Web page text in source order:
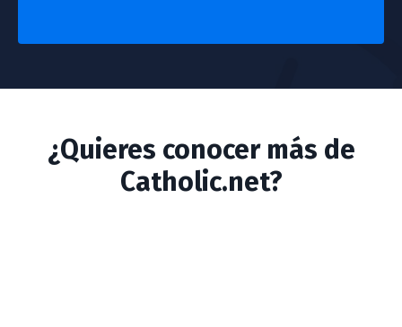
¿Quieres conocer más de
Catholic.net?